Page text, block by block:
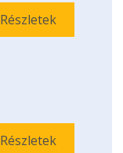
Részletek
Részletek